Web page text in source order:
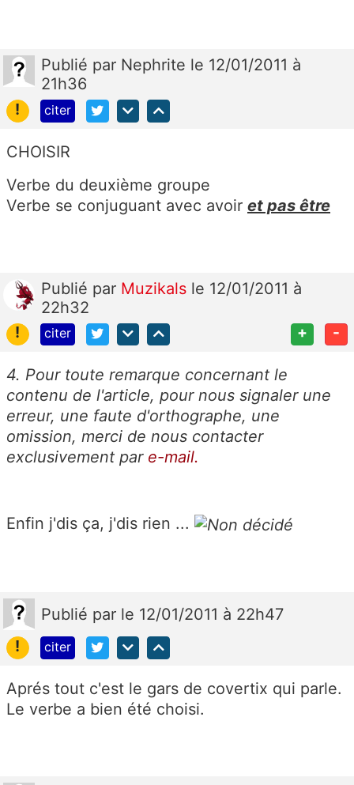
Publié par Nephrite le 12/01/2011 à
21h36
!
citer
CHOISIR
Verbe du deuxième groupe
Verbe se conjuguant avec avoir et pas être
Publié par Muzikals le 12/01/2011 à
22h32
!
citer + -
4. Pour toute remarque concernant le
contenu de l'article, pour nous signaler une
erreur, une faute d'orthographe, une
omission, merci de nous contacter
exclusivement par e-mail.
Enfin j'dis ça, j'dis rien ...
Publié par le 12/01/2011 à 22h47
!
citer
Aprés tout c'est le gars de covertix qui parle.
Le verbe a bien été choisi.